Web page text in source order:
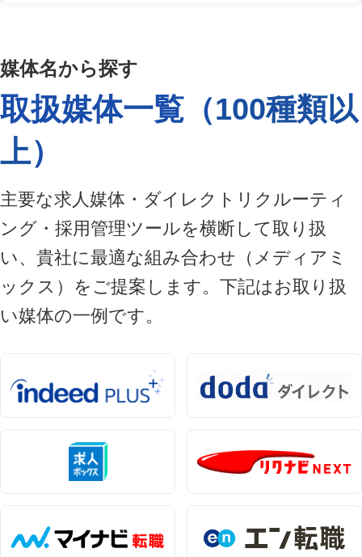
キーワードから記事を検索
媒体名から探す
取扱媒体一覧（100種類以
上）
主要な求人媒体・ダイレクトリクルーティ
ング・採用管理ツールを横断して取り扱
い、貴社に最適な組み合わせ（メディアミ
ックス）をご提案します。下記はお取り扱
い媒体の一例です。